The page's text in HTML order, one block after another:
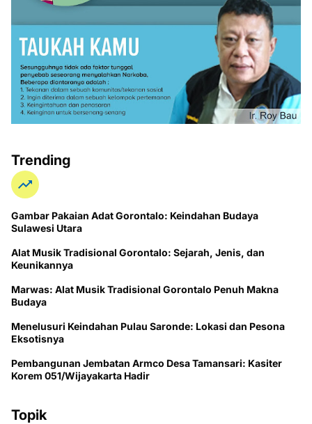
Trending
Gambar Pakaian Adat Gorontalo: Keindahan Budaya
Sulawesi Utara
Alat Musik Tradisional Gorontalo: Sejarah, Jenis, dan
Keunikannya
Marwas: Alat Musik Tradisional Gorontalo Penuh Makna
Budaya
Menelusuri Keindahan Pulau Saronde: Lokasi dan Pesona
Eksotisnya
Pembangunan Jembatan Armco Desa Tamansari: Kasiter
Korem 051/Wijayakarta Hadir
Topik